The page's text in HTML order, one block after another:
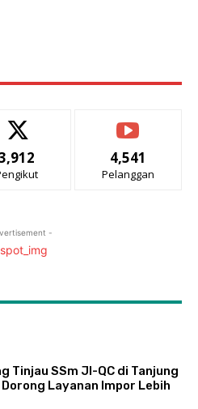
4,541
Pelanggan
-
Tinjau SSm JI-QC di Tanjung
Dorong Layanan Impor Lebih